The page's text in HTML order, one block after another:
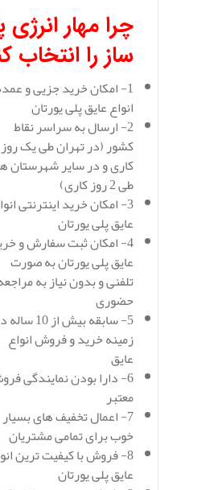
چرا مهار انرژی
ساز را انتخاب
1- امکان خرید جزیی و
انواع عایق پلی یورتان
2- ارسال به سراسر نقاط
کشور (در تهران طی یک روز
کاری و در سایر شهرستان
طی 2 روز کاری)
3- امکان خرید اینترنتی
عایق پلی یورتان
4- امکان ثبت سفارش و
عایق پلی یورتان به صورت
تلفنی و بدون نیاز به
حضوری
5- سابقه بیش از 10
زمینه خرید و فروش انواع
عایق
6- دارا بودن نمایندگی
معتبر
7- اعمال تخفیف های بسیار
خوب برای تمامی مشتریان
8- فروش با کیفیت ترین
عایق پلی یورتان